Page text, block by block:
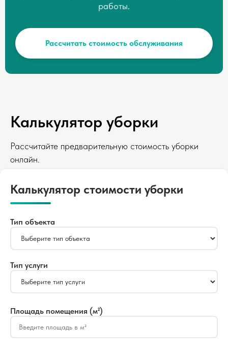
работы.
Рассчитать стоимость обслуживания
Калькулятор уборки
Рассчитайте предварительную стоимость уборки
онлайн.
Калькулятор стоимости уборки
Тип объекта
Тип услуги
Площадь помещения (м²)